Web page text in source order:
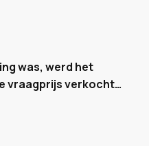
was, werd het
vraagprijs verkocht…